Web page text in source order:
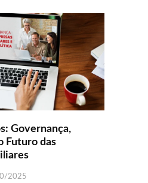
Governança,
Futuro das
2025